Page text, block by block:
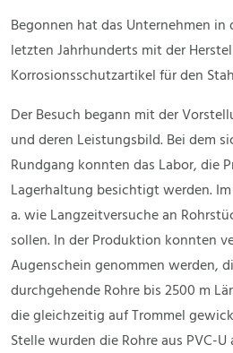
Begonnen hat das Unternehmen in
letzten Jahrhunderts mit der
Korrosionsschutzartikel für den
Der Besuch begann mit der
und deren Leistungsbild. Bei dem
Rundgang konnten das Labor, die
Lagerhaltung besichtigt werden.
a. wie Langzeitversuche an
sollen. In der Produktion konnten
Augenschein genommen werden,
durchgehende Rohre bis 2500 m
die gleichzeitig auf Trommel
Stelle wurden die Rohre aus PVC-